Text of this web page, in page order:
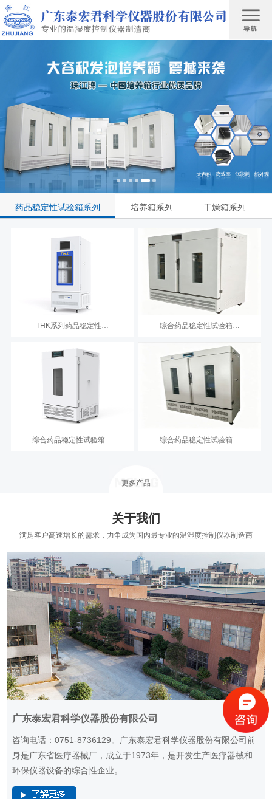
药品稳定性试验箱系列 培养箱系列 干燥箱系列
THK系列药品稳定性… 综合药品稳定性试验箱…
综合药品稳定性试验箱… 综合药品稳定性试验箱…
更多产品
关于我们
满足客户高速增长的需求，力争成为国内最专业的温湿度控制仪器制造商
广东泰宏君科学仪器股份有限公司
咨询电话：0751-8736129。广东泰宏君科学仪器股份有限公司前
身是广东省医疗器械厂，成立于1973年，是开发生产医疗器械和
环保仪器设备的综合性企业。 …